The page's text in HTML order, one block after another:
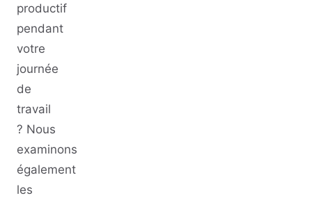
productif
pendant
votre
journée
de
travail
? Nous
examinons
également
les